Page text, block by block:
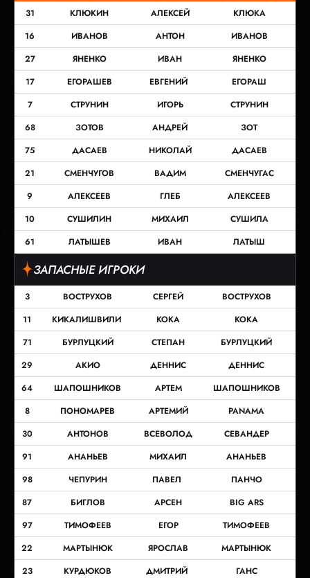
31
КЛЮКИН АЛЕКСЕЙ
КЛЮКА
16
ИВАНОВ АНТОН
ИВАНОВ
27
ЯНЕНКО ИВАН
ЯНЕНКО
17
ЕГОРАШЕВ ЕВГЕНИЙ
ЕГОРАШ
7
СТРУНИН ИГОРЬ
СТРУНИН
68
ЗОТОВ АНДРЕЙ
ЗОТ
75
ДАСАЕВ НИКОЛАЙ
ДАСАЕВ
21
СМЕНЧУГОВ ВАДИМ
СМЕНЧУГАС
9
АЛЕКСЕЕВ ГЛЕБ
АЛЕКСЕЕВ
10
СУШИЛИН МИХАИЛ
СУШИЛА
61
ЛАТЫШЕВ ИВАН ЛАТЫШ
ЗАПАСНЫЕ ИГРОКИ
3 ВОСТРУХОВ СЕРГЕЙ
ВОСТРУХОВ
11
КИКАЛИШВИЛИ КОКА
КОКА
71
БУРЛУЦКИЙ СТЕПАН
БУРЛУЦКИЙ
29
АКИО ДЕННИС
ДЕННИС
64
ШАПОШНИКОВ АРТЕМ
ШАПОШНИКОВ
8
ПОНОМАРЕВ АРТЕМИЙ
PANAMA
30
АНТОНОВ ВСЕВОЛОД
СЕВАНДЕР
91
АНАНЬЕВ МИХАИЛ
АНАНЬЕВ
98
ЧЕПУРИН ПАВЕЛ
ПАНЧО
87
БИГЛОВ АРСЕН
BIG ARS
97
ТИМОФЕЕВ ЕГОР
ТИМОФЕЕВ
22
МАРТЫНЮК ЯРОСЛАВ
МАРТЫНЮК
23
КУРДЮКОВ ДМИТРИЙ
ГАНС